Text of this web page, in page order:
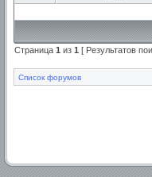
Страница 1 из 1 [ Результатов
Список форумов